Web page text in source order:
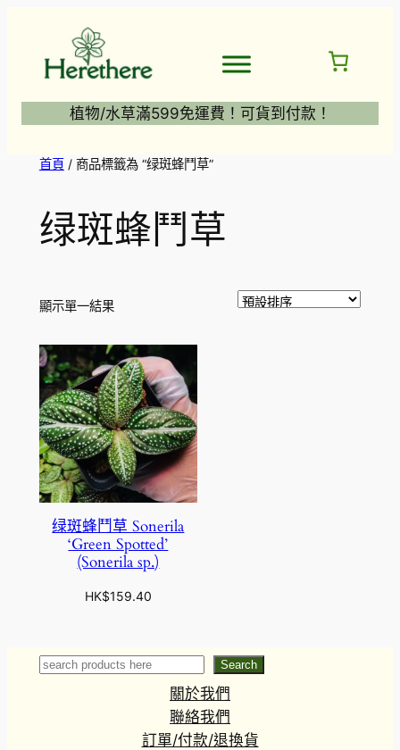
植物/水草滿599免運費！可貨到付款！
首頁/ 商品標籤為 “绿斑蜂鬥草”
绿斑蜂鬥草
顯示單一結果
绿斑蜂鬥草 Sonerila
‘Green Spotted’
(Sonerila sp.)
HK$159.40
Search Search
關於我們
聯絡我們
訂單/付款/退換貨